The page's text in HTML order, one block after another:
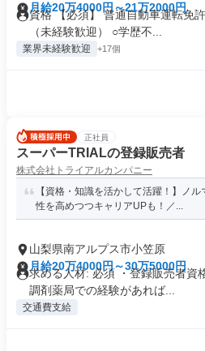
月給20万4000円～21万2000円
資格 【必須】 普通自動車運転免
（未経験歓迎） ○学歴不...
業界未経験歓迎 +17個
正社員
スーパーTRIALの登録販売者
株式会社トライアルカンパニー
【資格・知識を活かして活躍！】ノ
性を⾼めつつキャリアUPも！／...
山梨県南アルプス市小笠原
月給20万4000円～30万5000円
求める人材: 必須 ・登録販売者資
調剤薬局での経験があれば...
交通費支給